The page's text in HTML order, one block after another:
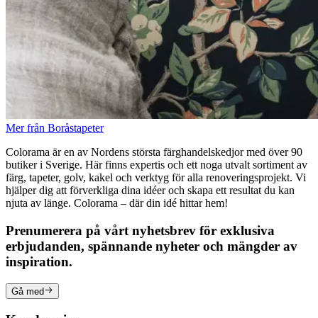
Mer från Boråstapeter
Colorama är en av Nordens största färghandelskedjor med över 90
butiker i Sverige. Här finns expertis och ett noga utvalt sortiment av
färg, tapeter, golv, kakel och verktyg för alla renoveringsprojekt. Vi
hjälper dig att förverkliga dina idéer och skapa ett resultat du kan
njuta av länge. Colorama – där din idé hittar hem!
Prenumerera på vårt nyhetsbrev för exklusiva
erbjudanden, spännande nyheter och mängder av
inspiration.
Gå med